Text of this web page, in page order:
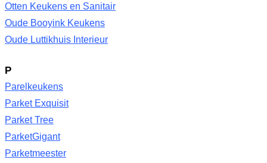
Otten Keukens en Sanitair
Oude Booyink Keukens
Oude Luttikhuis Interieur
P
Parelkeukens
Parket Exquisit
Parket Tree
ParketGigant
Parketmeester